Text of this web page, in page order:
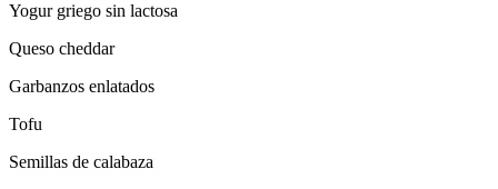
Yogur griego sin lactosa
Queso cheddar
Garbanzos enlatados
Tofu
Semillas de calabaza